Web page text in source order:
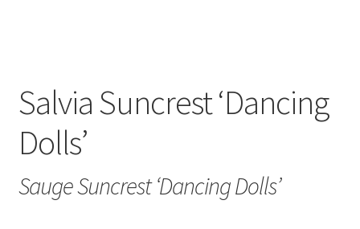
Avis
Avis GOOGLE
Salvia Suncrest ‘Dancing
Dolls’
Sauge Suncrest ‘Dancing Dolls’